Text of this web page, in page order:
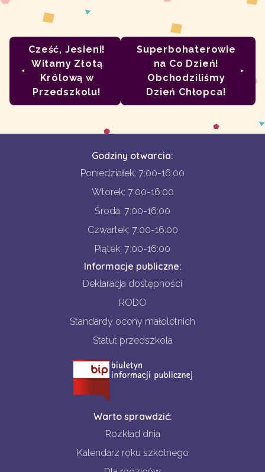
Cześć, Jesieni!
Witamy Złotą
Królową w
Przedszkolu!
Superbohaterowie
na Co Dzień!
Obchodziliśmy
Dzień Chłopca!
Godziny otwarcia:
Poniedziałek: 7:00-16:00
Wtorek: 7:00-16:00
Środa: 7:00-16:00
Czwartek: 7:00-16:00
Piątek: 7:00-16:00
Informacje publiczne:
Deklaracja dostępności
RODO
Standardy oceny małoletnich
Statut przedszkola
Warto sprawdzić:
Rozkład dnia
Kalendarz roku szkolnego